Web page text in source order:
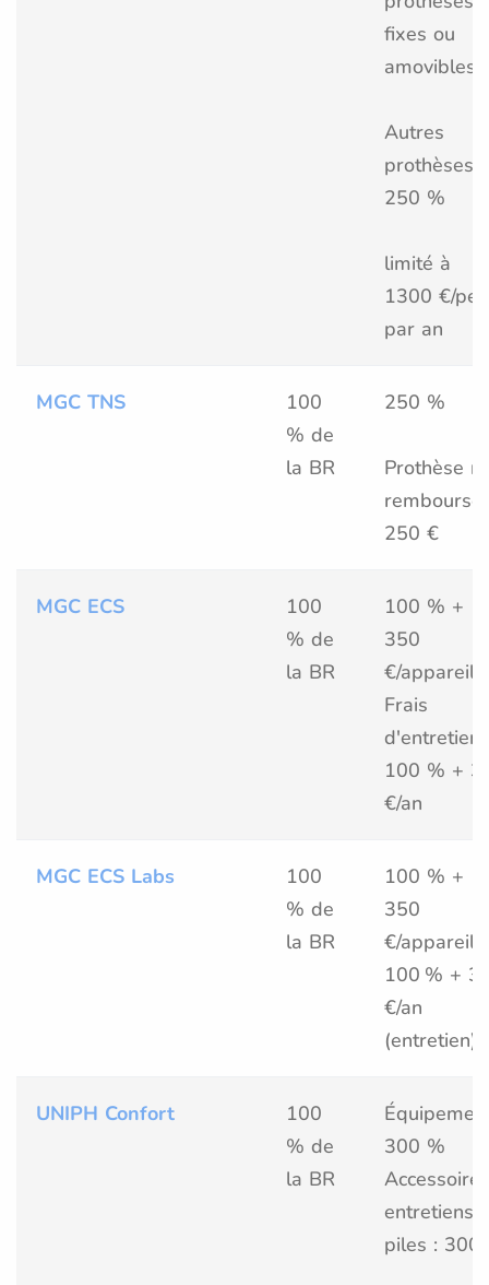
fixes ou
amovibles
Autres
prothèses :
250 %
limité à
1300 €/
par an
MGC TNS
100
% de
la BR
250 %
Prothèse
250 €
MGC ECS
100
% de
la BR
100 % +
350
€/appareil
Frais
d'entretien
100 % +
€/an
MGC ECS Labs
100
% de
la BR
100 % +
350
€/appareil
100 % +
€/an
(entretien)
UNIPH Confort
100
% de
la BR
300 %
entretiens
piles : 300